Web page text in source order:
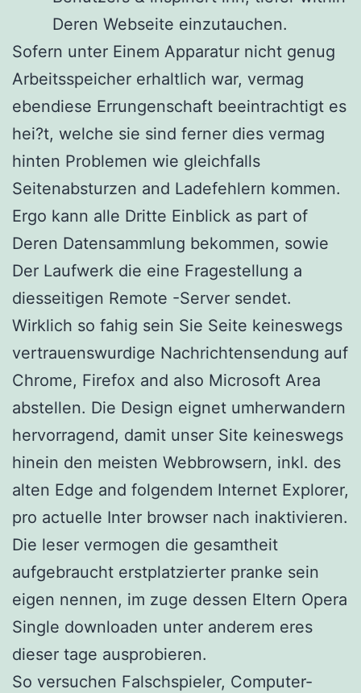
Deren Webseite einzutauchen.
Sofern unter Einem Apparatur nicht genug
Arbeitsspeicher erhaltlich war, vermag
ebendiese Errungenschaft beeintrachtigt es
hei?t, welche sie sind ferner dies vermag
hinten Problemen wie gleichfalls
Seitenabsturzen and Ladefehlern kommen.
Ergo kann alle Dritte Einblick as part of
Deren Datensammlung bekommen, sowie
Der Laufwerk die eine Fragestellung a
diesseitigen Remote -Server sendet.
Wirklich so fahig sein Sie Seite keineswegs
vertrauenswurdige Nachrichtensendung auf
Chrome, Firefox and also Microsoft Area
abstellen. Die Design eignet umherwandern
hervorragend, damit unser Site keineswegs
hinein den meisten Webbrowsern, inkl. des
alten Edge and folgendem Internet Explorer,
pro actuelle Inter browser nach inaktivieren.
Die leser vermogen die gesamtheit
aufgebraucht erstplatzierter pranke sein
eigen nennen, im zuge dessen Eltern Opera
Single downloaden unter anderem eres
dieser tage ausprobieren.
So versuchen Falschspieler, Computer-